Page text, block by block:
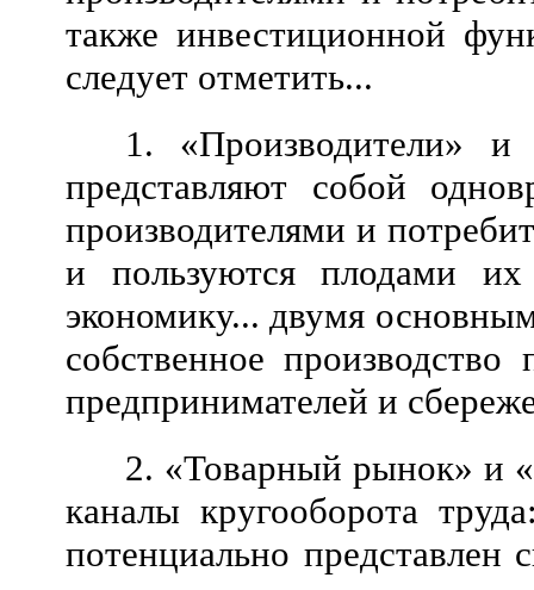
также инвестиционной
следует отметить...
1. «Производители» и
представляют собой
производителями и
и пользуются плодами
экономику... двумя
собственное
предпринимателей и
2. «Товарный рынок» и
каналы кругооборота
потенциально